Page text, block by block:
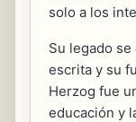
solo a los
Su legado
escrita y su
Herzog fue
educación y